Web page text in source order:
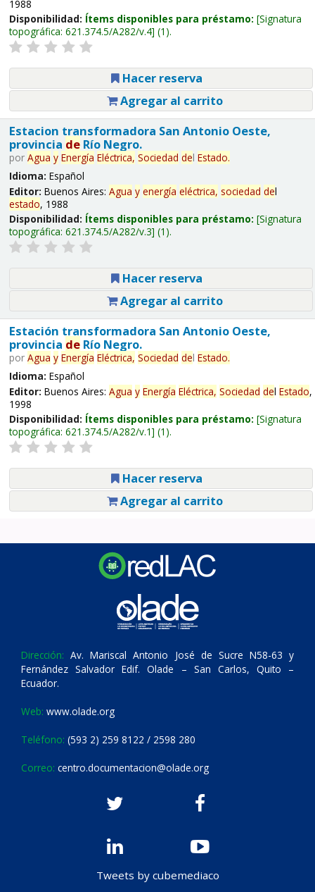
1988
Disponibilidad: Ítems disponibles para préstamo: Signatura
topográfica: 621.374.5/A282/v.4 (1).
Hacer reserva
Agregar al carrito
Estacion transformadora San Antonio Oeste,
provincia deRío Negro.
por Agua y Energía Eléctrica, Sociedad del Estado.
Idioma: Español
Editor: Buenos Aires: Agua y energía eléctrica, sociedad del
estado, 1988
Disponibilidad: Ítems disponibles para préstamo: Signatura
topográfica: 621.374.5/A282/v.3 (1).
Hacer reserva
Agregar al carrito
Estación transformadora San Antonio Oeste,
provincia deRío Negro.
por Agua y Energía Eléctrica, Sociedad del Estado.
Idioma: Español
Editor: Buenos Aires: Agua y Energía Eléctrica, Sociedad del Estado,
1998
Disponibilidad: Ítems disponibles para préstamo: Signatura
topográfica: 621.374.5/A282/v.1 (1).
Hacer reserva
Agregar al carrito
Dirección: Av. Mariscal Antonio José de Sucre N58-63 y
Fernández Salvador Edif. Olade – San Carlos, Quito –
Ecuador.
Web: www.olade.org
Teléfono: (593 2) 259 8122 / 2598 280
Correo: centro.documentacion@olade.org
Tweets by cubemediaco